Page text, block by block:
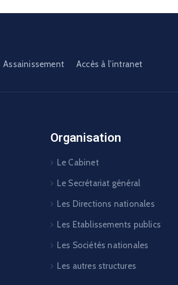
Assainissement Accès à l’intranet
Organisation
Le Cabinet
Le Secrétariat général
Les Directions nationales
Les Etablissements publics
Les Sociétés nationales
Les autres structures